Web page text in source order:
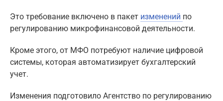
Это требование включено в пакет изменений по
регулированию микрофинансовой деятельности.
Кроме этого, от МФО потребуют наличие цифровой
системы, которая автоматизирует бухгалтерский
учет.
Изменения подготовило Агентство по регулированию